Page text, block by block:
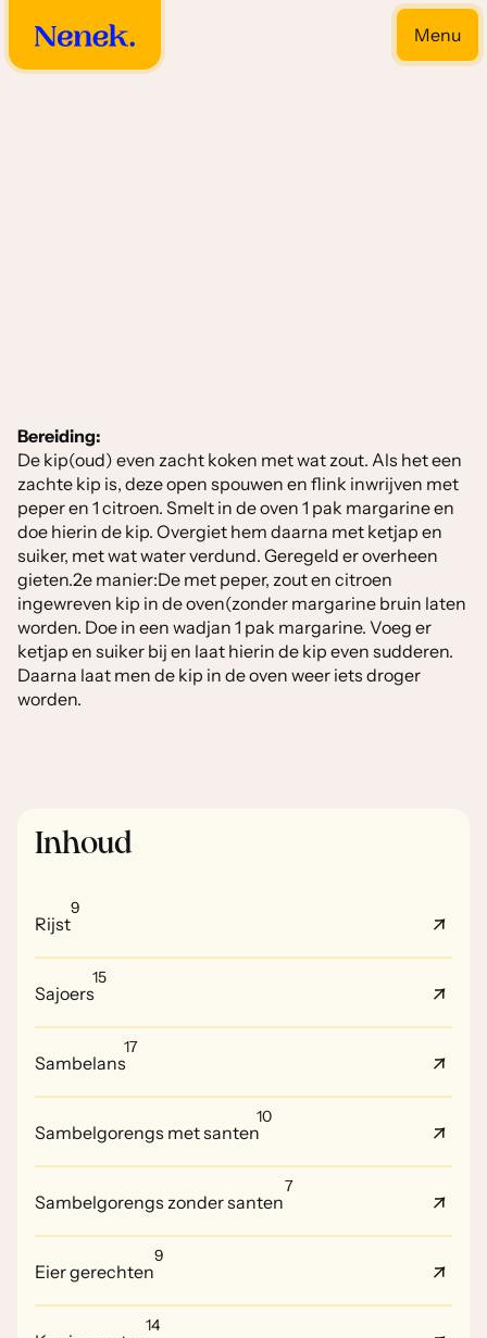
Menu
Bereiding:
De kip(oud) even zacht koken met wat zout. Als het een
zachte kip is, deze open spouwen en flink inwrijven met
peper en 1 citroen. Smelt in de oven 1 pak margarine en
doe hierin de kip. Overgiet hem daarna met ketjap en
suiker, met wat water verdund. Geregeld er overheen
gieten.2e manier:De met peper, zout en citroen
ingewreven kip in de oven(zonder margarine bruin laten
worden. Doe in een wadjan 1 pak margarine. Voeg er
ketjap en suiker bij en laat hierin de kip even sudderen.
Daarna laat men de kip in de oven weer iets droger
worden.
Inhoud
Rijst
9
Sajoers
15
Sambelans
17
Sambelgorengs met santen
10
Sambelgorengs zonder santen
7
Eier gerechten
9
14